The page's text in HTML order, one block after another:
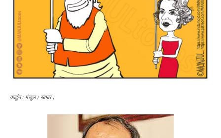
कार्टून : मंजुल। साभार।